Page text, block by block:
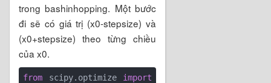
trong bashinhopping. Một bước
đi sẽ có giá trị (x0-stepsize) và
(x0+stepsize) theo từng chiều
của x0.
from scipy.optimize import